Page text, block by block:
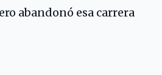
abandonó esa carrera